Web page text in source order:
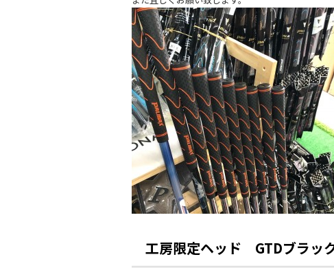
工房限定ヘッド GTDブラッ